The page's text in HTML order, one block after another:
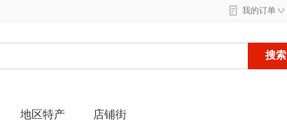
我的订单 ◇
搜索
地区特产 店铺街